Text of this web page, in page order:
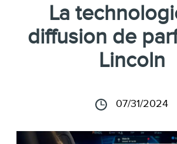
La
diffusion de
Lincoln
07/31/2024